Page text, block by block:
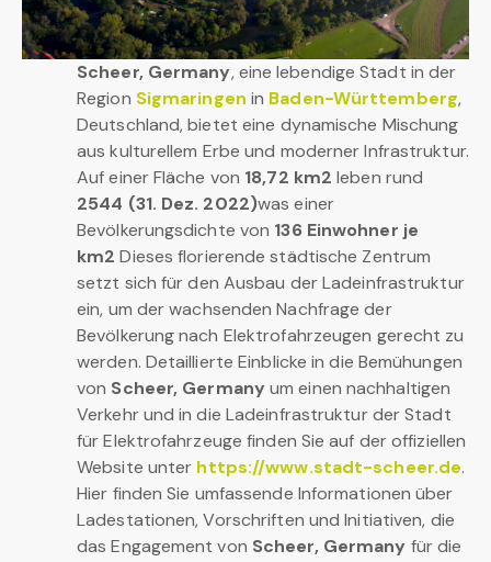
Scheer, Germany, eine lebendige Stadt in der
Region Sigmaringen in Baden-Württemberg,
Deutschland, bietet eine dynamische Mischung
aus kulturellem Erbe und moderner Infrastruktur.
Auf einer Fläche von 18,72 km2 leben rund
2544 (31. Dez. 2022)was einer
Bevölkerungsdichte von 136 Einwohner je
km2 Dieses florierende städtische Zentrum
setzt sich für den Ausbau der Ladeinfrastruktur
ein, um der wachsenden Nachfrage der
Bevölkerung nach Elektrofahrzeugen gerecht zu
werden. Detaillierte Einblicke in die Bemühungen
von Scheer, Germany um einen nachhaltigen
Verkehr und in die Ladeinfrastruktur der Stadt
für Elektrofahrzeuge finden Sie auf der offiziellen
Website unter https://www.stadt-scheer.de.
Hier finden Sie umfassende Informationen über
Ladestationen, Vorschriften und Initiativen, die
das Engagement von Scheer, Germany für die